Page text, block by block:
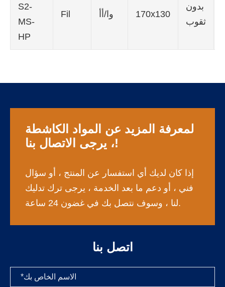
S2-
MS-
HP
Fil وا/أأ 170x130
بدون
ثقوب
لمعرفة المزيد عن المواد الكاشطة
، يرجى الاتصال بنا!
إذا كان لديك أي استفسار عن المنتج ، أو سؤال
فني ، أو دعم ما بعد الخدمة ، يرجى ترك تدليك
لنا ، وسوف نتصل بك في غضون 24 ساعة.
اتصل بنا